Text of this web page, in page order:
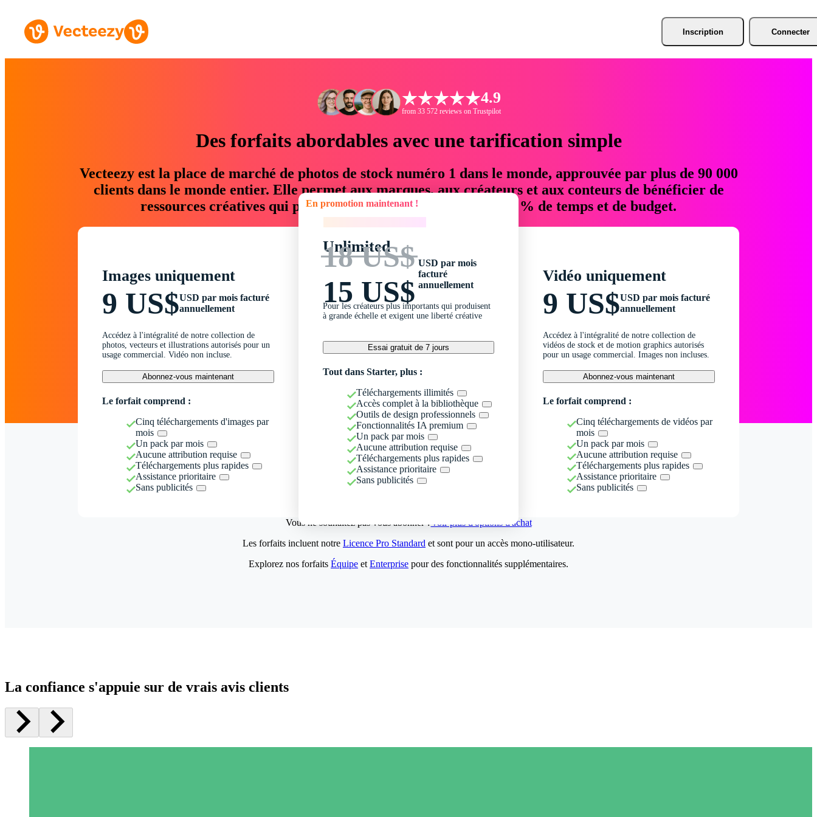
Inscription Connecter
4.9
from 33 572 reviews on Trustpilot
Des forfaits abordables avec une tarification simple
Vecteezy est la place de marché de photos de stock numéro 1 dans le monde, approuvée par plus de 90 000
clients dans le monde entier. Elle permet aux marques, aux créateurs et aux conteurs de bénéficier de
ressources créatives qui permettent d'économiser jusqu'à 76 % de temps et de budget.
Images uniquement
9 US$USD par mois facturé
annuellement
Accédez à l'intégralité de notre collection de
photos, vecteurs et illustrations autorisés pour un
usage commercial. Vidéo non incluse.
Abonnez-vous maintenant
Le forfait comprend :
Cinq téléchargements d'images par
mois
Un pack par mois
Aucune attribution requise
Téléchargements plus rapides
Assistance prioritaire
Sans publicités
En promotion maintenant !
Unlimited
18 US$
15 US$
USD par mois
facturé
annuellement
Pour les créateurs plus importants qui produisent
à grande échelle et exigent une liberté créative
Essai gratuit de 7 jours
Tout dans Starter, plus :
Téléchargements illimités
Accès complet à la bibliothèque
Outils de design professionnels
Fonctionnalités IA premium
Un pack par mois
Aucune attribution requise
Téléchargements plus rapides
Assistance prioritaire
Sans publicités
Vidéo uniquement
9 US$USD par mois facturé
annuellement
Accédez à l'intégralité de notre collection de
vidéos de stock et de motion graphics autorisés
pour un usage commercial. Images non incluses.
Abonnez-vous maintenant
Le forfait comprend :
Cinq téléchargements de vidéos par
mois
Un pack par mois
Aucune attribution requise
Téléchargements plus rapides
Assistance prioritaire
Sans publicités
Vous ne souhaitez pas vous abonner ?Voir plus d'options d'achat
Les forfaits incluent notre Licence Pro Standard et sont pour un accès mono-utilisateur.
Explorez nos forfaits Équipe et Enterprise pour des fonctionnalités supplémentaires.
La confiance s'appuie sur de vrais avis clients